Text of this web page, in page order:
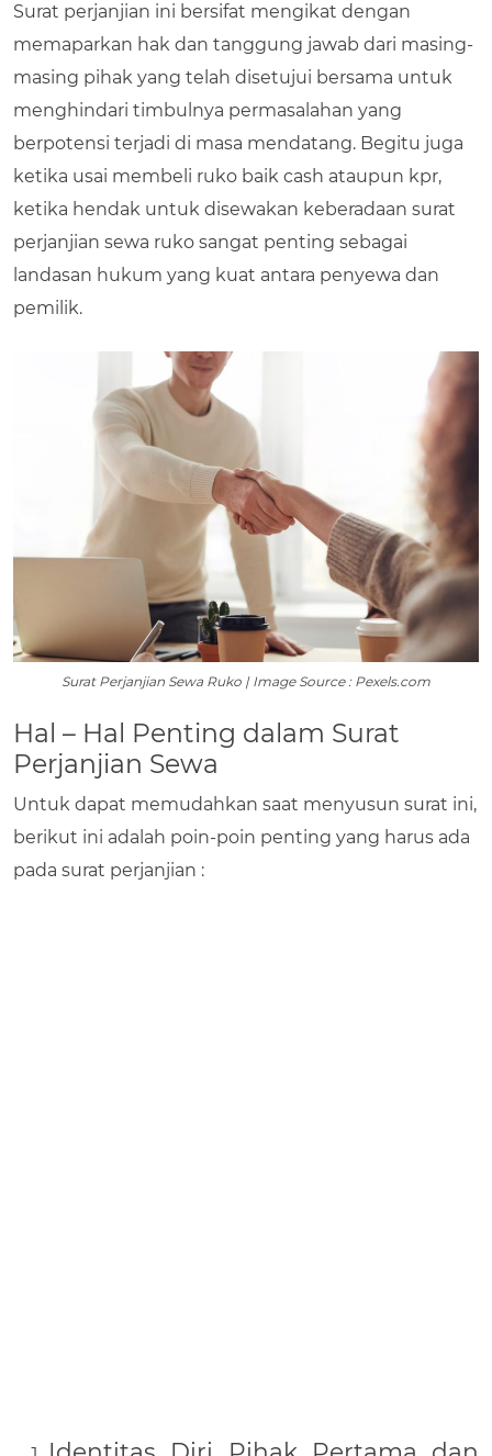
Surat perjanjian ini bersifat mengikat dengan
memaparkan hak dan tanggung jawab dari masing-
masing pihak yang telah disetujui bersama untuk
menghindari timbulnya permasalahan yang
berpotensi terjadi di masa mendatang. Begitu juga
ketika usai membeli ruko baik cash ataupun kpr,
ketika hendak untuk disewakan keberadaan surat
perjanjian sewa ruko sangat penting sebagai
landasan hukum yang kuat antara penyewa dan
pemilik.
Surat Perjanjian Sewa Ruko | Image Source : Pexels.com
Hal – Hal Penting dalam Surat
Perjanjian Sewa
Untuk dapat memudahkan saat menyusun surat ini,
berikut ini adalah poin-poin penting yang harus ada
pada surat perjanjian :